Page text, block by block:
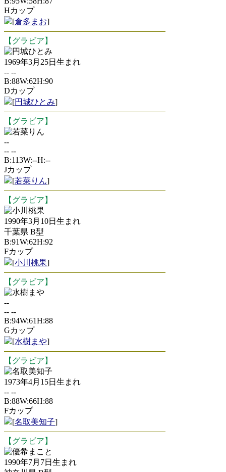
Hカップ
[倉多まお]
【グラビア】
円城ひとみ
1969年3月25日生まれ
-- --
B:88W:62H:90
Dカップ
[円城ひとみ]
【グラビア】
若菜りん
--
-- --
B:113W:--H:--
Jカップ
[若菜りん]
【グラビア】
小川桃果
1990年3月10日生まれ
千葉県 B型
B:91W:62H:92
Fカップ
[小川桃果]
【グラビア】
水樹まや
--
-- --
B:94W:61H:88
Gカップ
[水樹まや]
【グラビア】
名取美知子
1973年4月15日生まれ
-- --
B:88W:66H:88
Fカップ
[名取美知子]
【グラビア】
優希まこと
1990年7月7日生まれ